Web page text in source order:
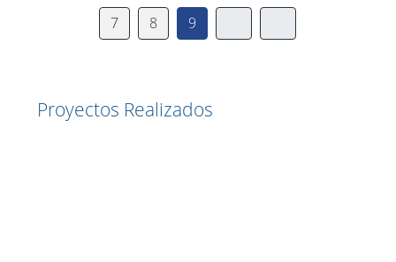
7 8 9
Proyectos Realizados